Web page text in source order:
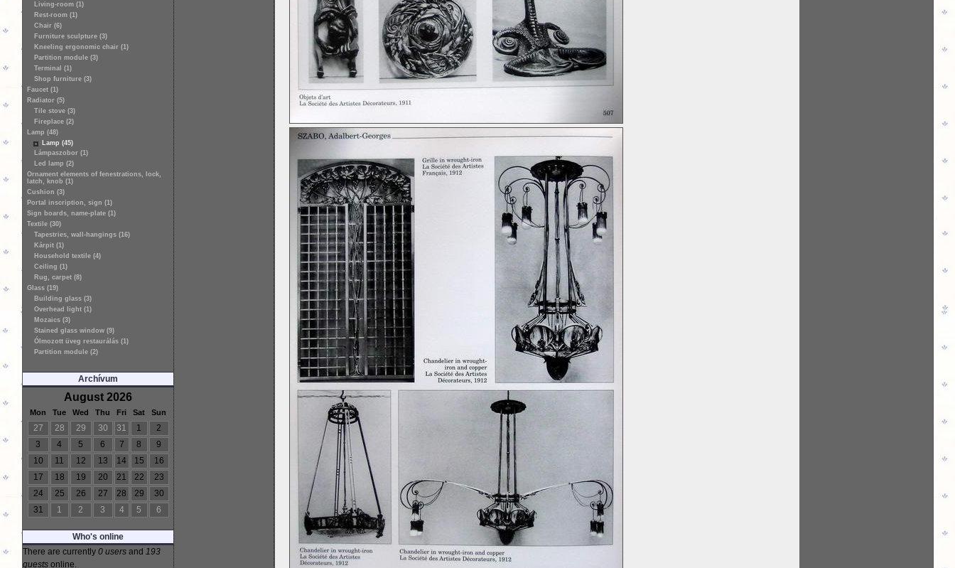
Living-room (1)
Rest-room (1)
Chair (6)
Furniture sculpture (3)
Kneeling ergonomic chair (1)
Partition module (3)
Terminal (1)
Shop furniture (3)
Faucet (1)
Radiator (5)
Tile stove (3)
Fireplace (2)
Lamp (48)
Lamp (45)
Lámpaszobor (1)
Led lamp (2)
Ornament elements of fenestrations, lock,
latch, knob (1)
Cushion (3)
Portal inscription, sign (1)
Sign boards, name-plate (1)
Textile (30)
Tapestries, wall-hangings (16)
Kárpit (1)
Household textile (4)
Ceiling (1)
Rug, carpet (8)
Glass (19)
Building glass (3)
Overhead light (1)
Mozaics (3)
Stained glass window (9)
Ólmozott üveg restaurálás (1)
Partition module (2)
Archívum
August 2026
Mon Tue Wed Thu Fri Sat Sun
27 28 29 30 31 1
2
3
4 5 6 7 8
9
10
11 12 13 14 15
16
17
18 19 20 21 22
23
24
25 26 27 28 29
30
31
1 2 3 4 5 6
Who's online
There are currently 0 usersand 193
guestsonline.